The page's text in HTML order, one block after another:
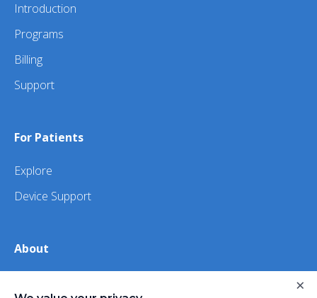
Introduction
Programs
Billing
Support
For Patients
Explore
Device Support
About
×